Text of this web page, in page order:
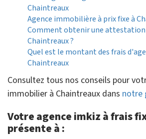
Chaintreaux
Agence immobilière à prix fixe à
Comment obtenir une attestation
Chaintreaux ?
Quel est le montant des frais
Chaintreaux
Consultez tous nos conseils pour
immobilier à Chaintreaux dans notre
Votre agence imkiz à frais
présente à :